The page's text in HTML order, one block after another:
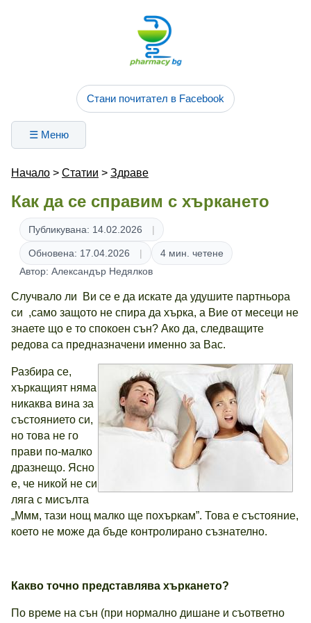
Стани почитател в Facebook
☰ Меню
Начало > Статии > Здраве
Как да се справим с хъркането
Публикувана: 14.02.2026
Обновена: 17.04.2026
4 мин. четене
Автор: Александър Недялков
Случвало ли Ви се е да искате да удушите партньора
си ,само защото не спира да хърка, а Вие от месеци не
знаете що е то спокоен сън? Ако да, следващите
редова са предназначени именно за Вас.
Разбира се,
хъркащият няма
никаква вина за
състоянието си,
но това не го
прави по-малко
дразнещо. Ясно
е, че никой не си
ляга с мисълта
„Ммм, тази нощ малко ще похъркам”. Това е състояние,
което не може да бъде контролирано съзнателно.
Какво точно представлява хъркането?
По време на сън (при нормално дишане и съответно